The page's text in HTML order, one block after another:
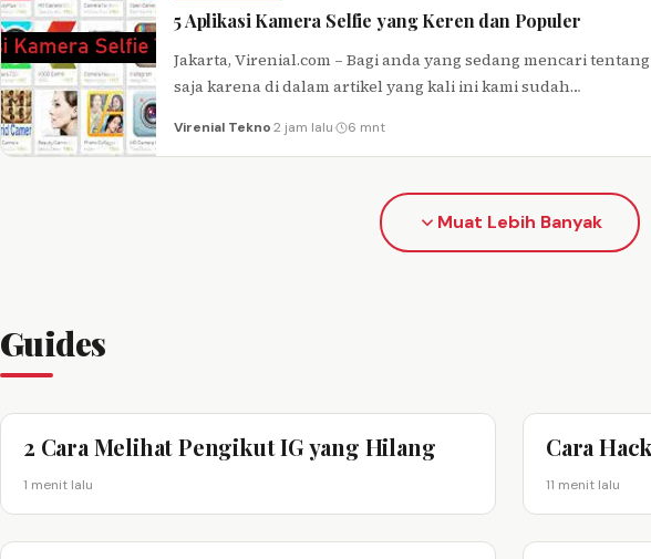
5 Aplikasi Kamera Selfie yang Keren dan Populer
Jakarta, Virenial.com – Bagi anda yang sedang mencari
saja karena di dalam artikel yang kali ini kami sudah…
Virenial Tekno·2 jam lalu· 6 mnt
Muat Lebih Banyak
Guides
2 Cara Melihat Pengikut IG yang Hilang
1 menit lalu
Cara
11 menit lalu